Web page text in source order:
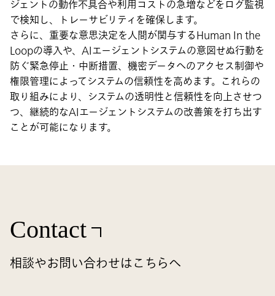
ジェントの動作不具合や利用コストの急増などをログ監視
で検知し、トレーサビリティを確保します。
さらに、重要な意思決定を人間が関与するHuman In the
Loopの導入や、AIエージェントシステムの意図せぬ行動を
防ぐ緊急停止・中断措置、機密データへのアクセス制御や
権限管理によってシステムの信頼性を高めます。これらの
取り組みにより、システムの透明性と信頼性を向上させつ
つ、継続的なAIエージェントシステムの改善策を打ち出す
ことが可能になります。
Contact
相談やお問い合わせはこちらへ